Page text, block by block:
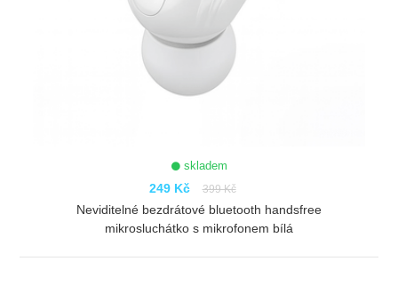
skladem
249 Kč 399 Kč
Neviditelné bezdrátové bluetooth handsfree
mikrosluchátko s mikrofonem bílá